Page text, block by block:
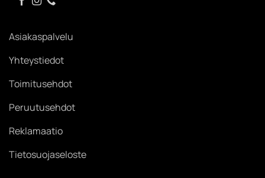
Asiakaspalvelu
Yhteystiedot
Toimitusehdot
Peruutusehdot
Reklamaatio
Tietosuojaseloste